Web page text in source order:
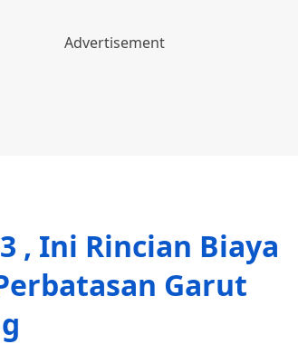
, Ini Rincian Biaya
Garut